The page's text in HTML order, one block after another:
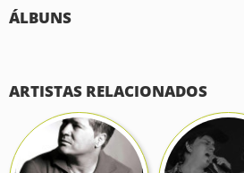
ÁLBUNS
ARTISTAS RELACIONADOS